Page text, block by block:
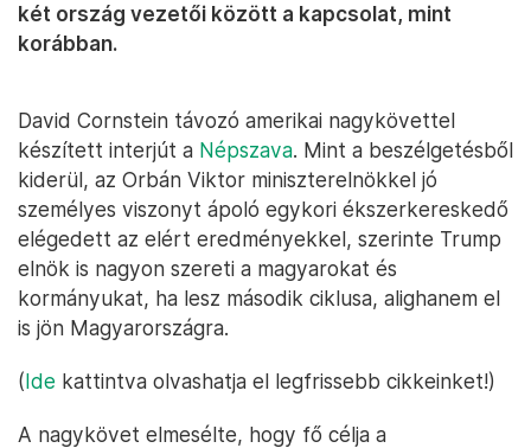
két ország vezetői között a kapcsolat, mint
korábban.
David Cornstein távozó amerikai nagykövettel
készített interjút a Népszava. Mint a beszélgetésből
kiderül, az Orbán Viktor miniszterelnökkel jó
személyes viszonyt ápoló egykori ékszerkereskedő
elégedett az elért eredményekkel, szerinte Trump
elnök is nagyon szereti a magyarokat és
kormányukat, ha lesz második ciklusa, alighanem el
is jön Magyarországra.
(Ide kattintva olvashatja el legfrissebb cikkeinket!)
A nagykövet elmesélte, hogy fő célja a